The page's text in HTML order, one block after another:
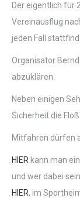
Der eigentlich für
Vereinausflug
jeden Fall
Organisator
abzuklären.
Neben einigen
Sicherheit die
Mitfahren dürfen
HIER kann man
und wer dabei
HIER, im